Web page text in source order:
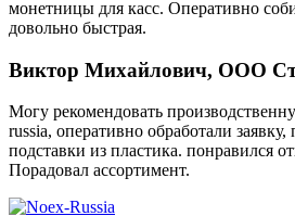
монетницы для касс. Оперативно
довольно быстрая.
Виктор Михайлович, ООО
Могу рекомендовать
russia, оперативно обработали
подставки из пластика. понравился
Порадовал ассортимент.